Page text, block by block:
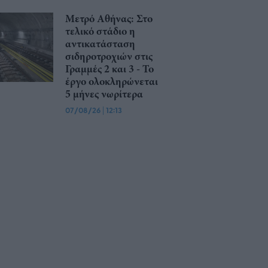
Μετρό Αθήνας: Στο
τελικό στάδιο η
αντικατάσταση
σιδηροτροχιών στις
Γραμμές 2 και 3 - Το
έργο ολοκληρώνεται
5 μήνες νωρίτερα
07/08/26 | 12:13